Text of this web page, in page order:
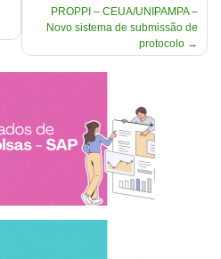
PROPPI – CEUA/UNIPAMPA –
Novo sistema de submissão de
protocolo